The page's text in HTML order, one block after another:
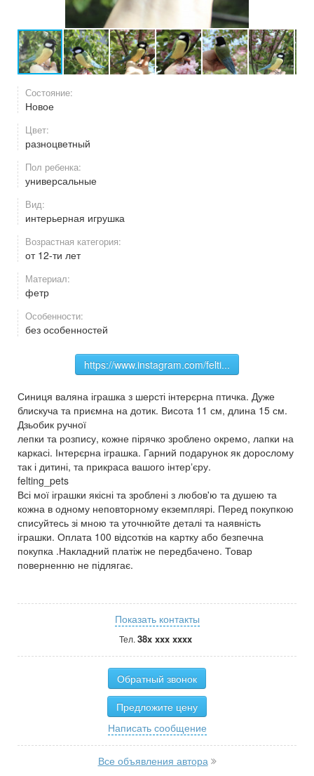
Состояние:
Новое
Цвет:
разноцветный
Пол ребенка:
универсальные
Вид:
интерьерная игрушка
Возрастная категория:
от 12-ти лет
Материал:
фетр
Особенности:
без особенностей
https://www.instagram.com/felti...
Синиця валяна іграшка з шерсті інтерєрна птичка. Дуже
блискуча та приємна на дотик. Висота 11 см, длина 15 см.
Дзьобик ручної
лепки та розпису, кожне пірячко зроблено окремо, лапки на
каркасі. Інтерєрна іграшка. Гарний подарунок як дорослому
так і дитині, та прикраса вашого інтерʼєру.
felting_pets
Всі мої іграшки якісні та зроблені з любов'ю та душею та
кожна в одному неповторному екземплярі. Перед покупкою
списуйтесь зі мною та уточнюйте деталі та наявність
іграшки. Оплата 100 відсотків на картку або безпечна
покупка .Накладний платіж не передбачено. Товар
поверненню не підлягає.
Показать контакты
Тел. 38x xxx xxxx
Обратный звонок
Предложите цену
Написать сообщение
Все объявления автора